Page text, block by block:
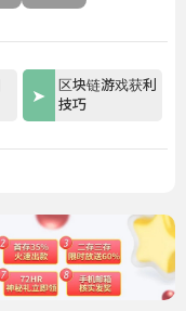
区块链游戏获利
技巧